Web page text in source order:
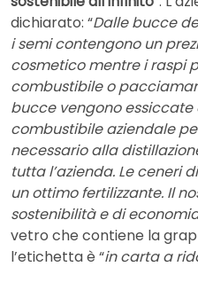
dichiarato: “Dalle bucce
i semi contengono un
cosmetico mentre i raspi
combustibile o
bucce vengono essiccate
combustibile aziendale
necessario alla
tutta l’azienda. Le ceneri
un ottimo fertilizzante. Il
sostenibilità e di
vetro che contiene la
l’etichetta è “in carta a